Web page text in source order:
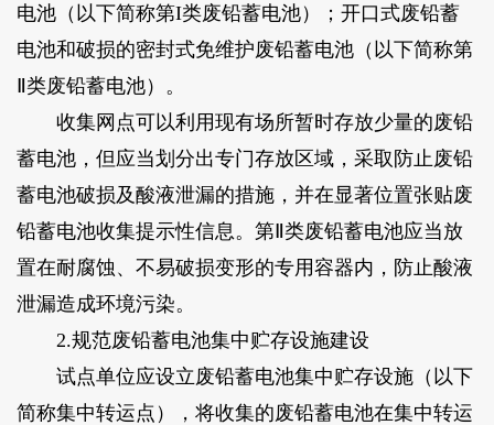
电池（以下简称第I类废铅蓄电池）；开口式废铅蓄
电池和破损的密封式免维护废铅蓄电池（以下简称第
Ⅱ类废铅蓄电池）。
收集网点可以利用现有场所暂时存放少量的废铅
蓄电池，但应当划分出专门存放区域，采取防止废铅
蓄电池破损及酸液泄漏的措施，并在显著位置张贴废
铅蓄电池收集提示性信息。第Ⅱ类废铅蓄电池应当放
置在耐腐蚀、不易破损变形的专用容器内，防止酸液
泄漏造成环境污染。
2.规范废铅蓄电池集中贮存设施建设
试点单位应设立废铅蓄电池集中贮存设施（以下
简称集中转运点），将收集的废铅蓄电池在集中转运